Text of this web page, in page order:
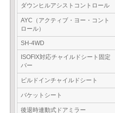
ダウンヒルアシストコントロール
AYC（アクティブ・ヨー・コント
ロール）
SH-4WD
ISOFIX対応チャイルドシート固定
バー
ビルドインチャイルドシート
バケットシート
後退時連動式ドアミラー